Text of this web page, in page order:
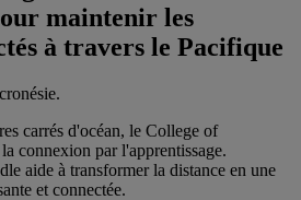
maintenir les
à travers le Pacifique
carrés d'océan, le College of
connexion par l'apprentissage.
aide à transformer la distance en une
et connectée.